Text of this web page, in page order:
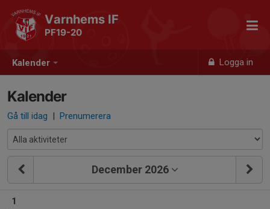
Kalender Logga in
Varnhems IF
PF19-20
Kalender
Gå till idag | Prenumerera
December 2026
1